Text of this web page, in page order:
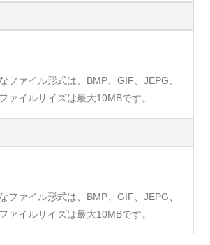
ファイル形式は、BMP、GIF、JEPG、
ァイルサイズは最大10MBです。
ファイル形式は、BMP、GIF、JEPG、
ァイルサイズは最大10MBです。